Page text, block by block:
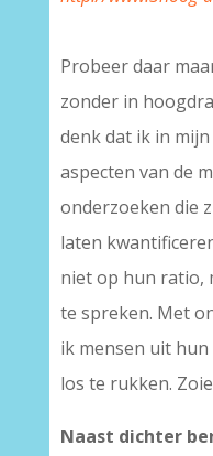
Probeer daar
zonder in
denk dat ik in
aspecten van de
onderzoeken die
laten
niet op hun ratio,
te spreken. Met
ik mensen uit
los te rukken.
Naast dichter